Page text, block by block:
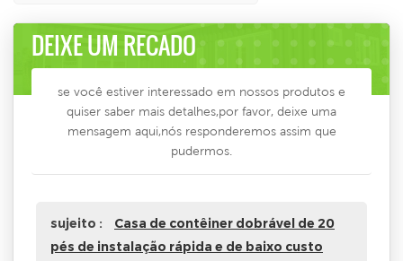
DEIXE UM RECADO
se você estiver interessado em nossos produtos e
quiser saber mais detalhes,por favor, deixe uma
mensagem aqui,nós responderemos assim que
pudermos.
sujeito :
Casa de contêiner dobrável de 20
pés de instalação rápida e de baixo custo